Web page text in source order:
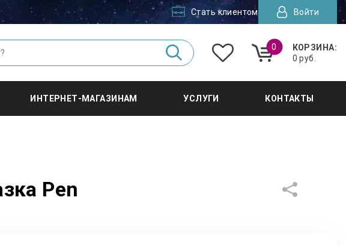
Стать клиентом Войти
0
КОРЗИНА:
0 руб.
ИНТЕРНЕТ-МАГАЗИНАМ УСЛУГИ КОНТАКТЫ
Pen